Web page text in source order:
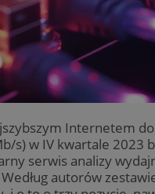
Internetem
s) w IV kwartale 2023
serwis analizy
autorów